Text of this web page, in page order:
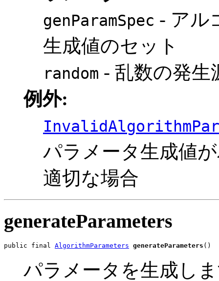
genParamSpec - アル
生成値のセット
random - 乱数の発生
例外:
パラメータ生成値
適切な場合
generateParameters
public final AlgorithmParameters generateParameters ()
パラメータを生成し